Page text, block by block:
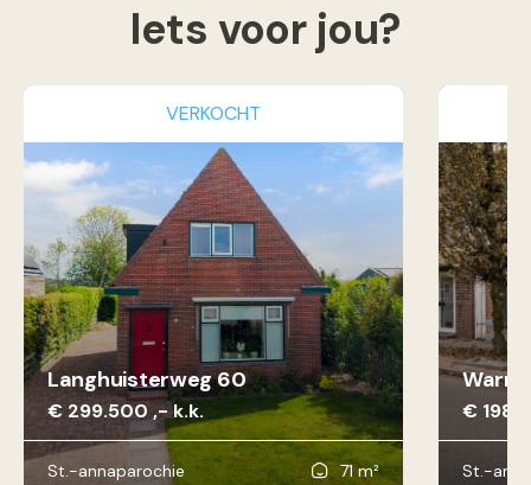
Iets voor jou?
VERKOCHT
Langhuisterweg 60
€ 299.500 ,- k.k.
St.-annaparochie 71 m²
€
St.-